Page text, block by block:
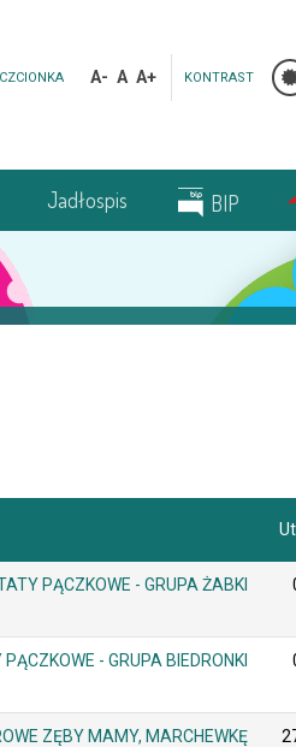
CZCIONKA A- A A+ KONTRAST
Jadłospis BIP
PĄCZKOWE - GRUPA ŻABKI
- GRUPA BIEDRONKI
ZĘBY MAMY, MARCHEWKĘ